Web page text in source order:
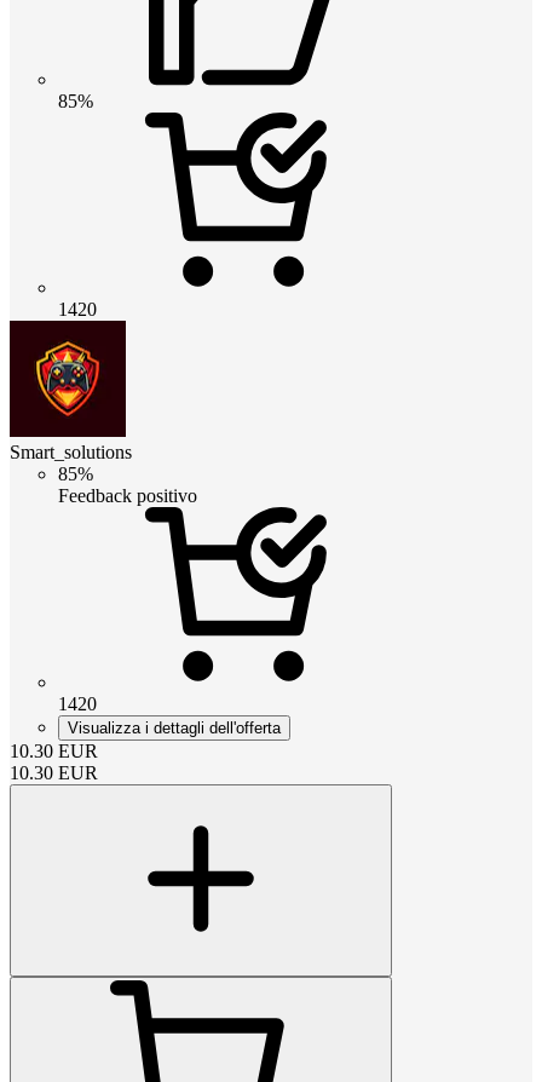
85%
1420
Smart_solutions
85%
Feedback positivo
1420
Visualizza i dettagli dell'offerta
10.30 EUR
10.30 EUR